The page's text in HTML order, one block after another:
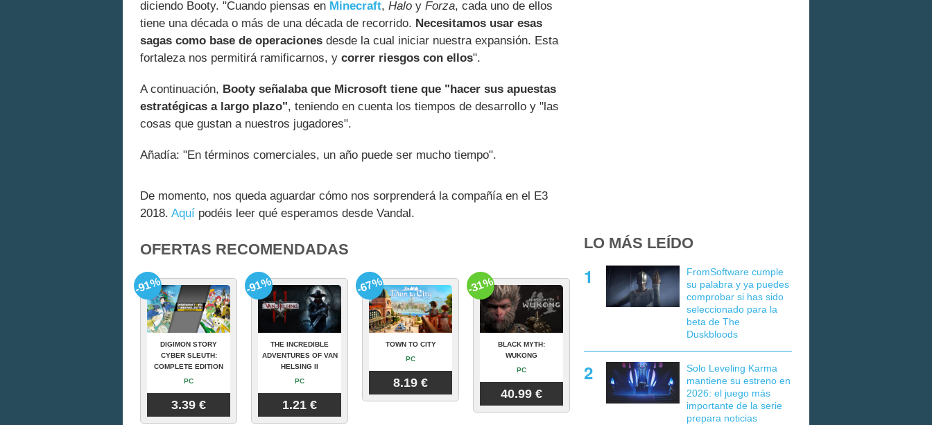
diciendo Booty. "Cuando piensas en Minecraft, Halo y Forza, cada uno de ellos
tiene una década o más de una década de recorrido. Necesitamos usar esas
sagas como base de operaciones desde la cual iniciar nuestra expansión. Esta
fortaleza nos permitirá ramificarnos, y correr riesgos con ellos".
A continuación, Booty señalaba que Microsoft tiene que "hacer sus apuestas
estratégicas a largo plazo", teniendo en cuenta los tiempos de desarrollo y "las
cosas que gustan a nuestros jugadores".
Añadía: "En términos comerciales, un año puede ser mucho tiempo".
De momento, nos queda aguardar cómo nos sorprenderá la compañía en el E3
2018. Aquí podéis leer qué esperamos desde Vandal.
OFERTAS RECOMENDADAS
DIGIMON STORY
CYBER SLEUTH:
COMPLETE EDITION
PC
3.39 €
-91%
THE INCREDIBLE
ADVENTURES OF VAN
HELSING II
PC
1.21 €
-91%
TOWN TO CITY
PC
8.19 €
-67%
BLACK MYTH:
WUKONG
PC
40.99 €
-31%
LO MÁS LEÍDO
FromSoftware cumple
su palabra y ya puedes
comprobar si has sido
seleccionado para la
beta de The
Duskbloods
Solo Leveling Karma
mantiene su estreno en
2026: el juego más
importante de la serie
prepara noticias